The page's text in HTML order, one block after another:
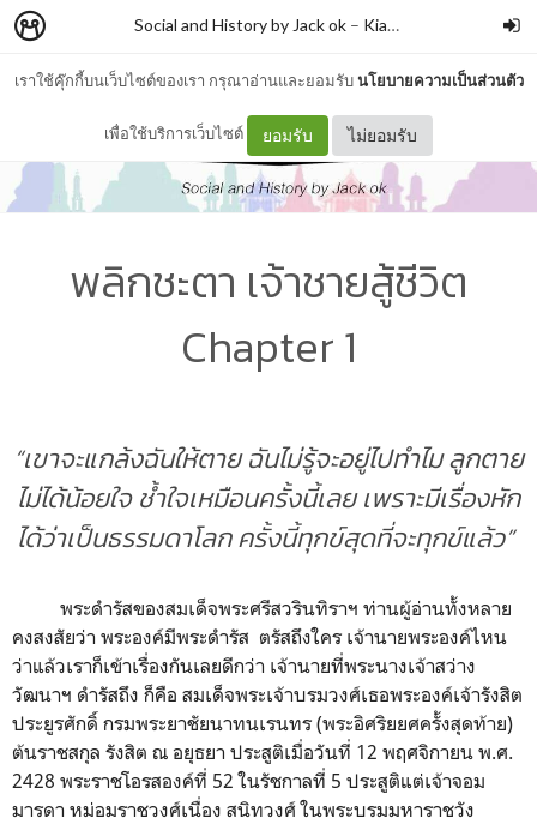
เราใช้คุ๊กกี้บนเว็บไซต์ของเรา กรุณาอ่านและยอมรับนโยบายความเป็นส่วนตัว
เพื่อใช้บริการเว็บไซต์ ยอมรับ ไม่ยอมรับ
Social and History by Jack ok – Kiattisak Wongliang
พลิกชะตา เจ้าชายสู้ชีวิต
Chapter 1
“เขาจะแกล้งฉันให้ตาย ฉันไม่รู้จะอยู่ไปทำไม ลูกตาย
ไม่ได้น้อยใจ ช้ำใจเหมือนครั้งนี้เลย เพราะมีเรื่องหัก
ได้ว่าเป็นธรรมดาโลก ครั้งนี้ทุกข์สุดที่จะทุกข์แล้ว”
พระดำรัสของสมเด็จพระศรีสวรินทิราฯ ท่านผู้อ่านทั้งหลาย
คงสงสัยว่า พระองค์มีพระดำรัส ตรัสถึงใคร เจ้านายพระองค์ไหน
ว่าแล้วเราก็เข้าเรื่องกันเลยดีกว่า เจ้านายที่พระนางเจ้าสว่าง
วัฒนาฯ ดำรัสถึง ก็คือ สมเด็จพระเจ้าบรมวงศ์เธอพระองค์เจ้ารังสิต
ประยูรศักดิ์ กรมพระยาชัยนาทนเรนทร (พระอิศริยยศครั้งสุดท้าย)
ต้นราชสกุล รังสิต ณ อยุธยา ประสูติเมื่อวันที่ 12 พฤศจิกายน พ.ศ.
2428 พระราชโอรสองค์ที่ 52 ในรัชกาลที่ 5 ประสูติแต่เจ้าจอม
มารดา หม่อมราชวงศ์เนื่อง สนิทวงศ์ ในพระบรมมหาราชวัง